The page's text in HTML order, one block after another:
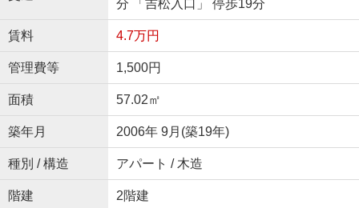
分 「吉松入口」 停歩19分
賃料 4.7万円
管理費等 1,500円
面積 57.02㎡
築年月 2006年 9月(築19年)
種別 / 構造 アパート / 木造
階建 2階建